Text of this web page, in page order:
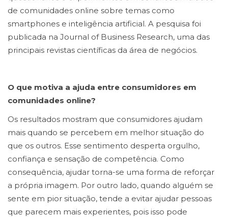
de comunidades online sobre temas como
smartphones e inteligência artificial. A pesquisa foi
publicada na Journal of Business Research, uma das
principais revistas científicas da área de negócios.
O que motiva a ajuda entre consumidores em
comunidades online?
Os resultados mostram que consumidores ajudam
mais quando se percebem em melhor situação do
que os outros. Esse sentimento desperta orgulho,
confiança e sensação de competência. Como
consequência, ajudar torna-se uma forma de reforçar
a própria imagem. Por outro lado, quando alguém se
sente em pior situação, tende a evitar ajudar pessoas
que parecem mais experientes, pois isso pode